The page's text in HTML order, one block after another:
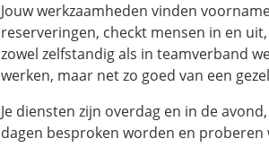
Jouw werkzaamheden vinden
reserveringen, checkt mensen in en
zowel zelfstandig als in teamverband
werken, maar net zo goed van een
Je diensten zijn overdag en in de
dagen besproken worden en